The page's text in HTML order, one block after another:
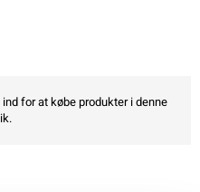
for at købe produkter i denne